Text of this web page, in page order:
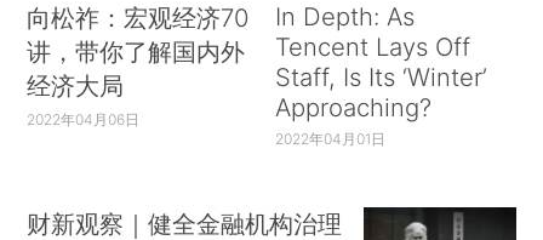
向松祚：宏观经济70
讲，带你了解国内外
经济大局
2022年04月06日
In Depth: As
Tencent Lays Off
Staff, Is Its ‘Winter’
Approaching?
2022年04月01日
财新观察｜健全金融机构治理